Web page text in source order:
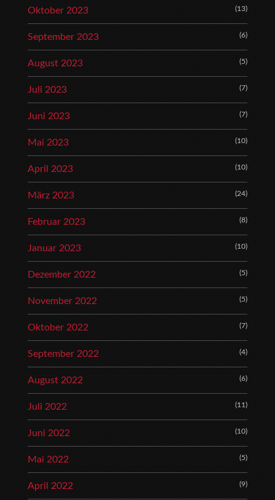
Oktober 2023 (13)
September 2023 (6)
August 2023 (5)
Juli 2023 (7)
Juni 2023 (7)
Mai 2023 (10)
April 2023 (10)
März 2023 (24)
Februar 2023 (8)
Januar 2023 (10)
Dezember 2022 (5)
November 2022 (5)
Oktober 2022 (7)
September 2022 (4)
August 2022 (6)
Juli 2022 (11)
Juni 2022 (10)
Mai 2022 (5)
April 2022 (9)